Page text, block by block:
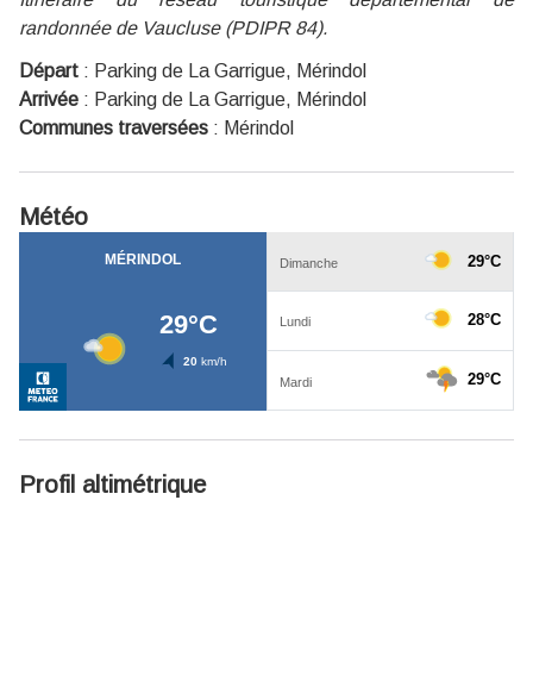
randonnée de Vaucluse (PDIPR 84).
Départ : Parking de La Garrigue, Mérindol
Arrivée : Parking de La Garrigue, Mérindol
Communes traversées : Mérindol
Météo
Profil altimétrique